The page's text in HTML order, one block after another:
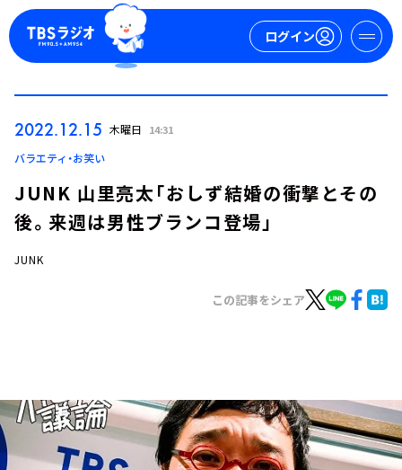
ログイン
ログイン
お知らせ
イベント・グッズ
YouTube
2022.12.15 木曜日 14:31
バラエティ・お笑い
JUNK 山里亮太「おしず結婚の衝撃とその
後。来週は男性ブランコ登場」
JUNK
この記事をシェア